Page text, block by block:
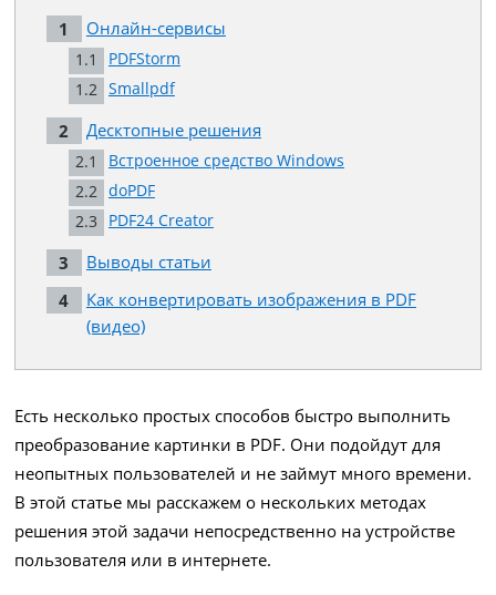
Онлайн-сервисы
PDFStorm
Smallpdf
Десктопные решения
Встроенное средство Windows
doPDF
PDF24 Creator
Выводы статьи
Как конвертировать изображения в PDF
(видео)
Есть несколько простых способов быстро выполнить
преобразование картинки в PDF. Они подойдут для
неопытных пользователей и не займут много времени.
В этой статье мы расскажем о нескольких методах
решения этой задачи непосредственно на устройстве
пользователя или в интернете.